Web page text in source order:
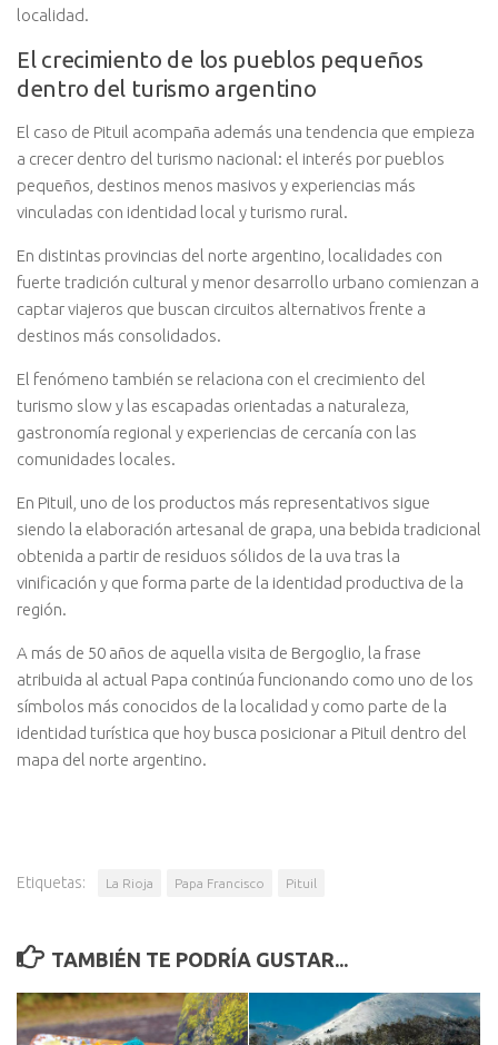
localidad.
El crecimiento de los pueblos pequeños
dentro del turismo argentino
El caso de Pituil acompaña además una tendencia que empieza
a crecer dentro del turismo nacional: el interés por pueblos
pequeños, destinos menos masivos y experiencias más
vinculadas con identidad local y turismo rural.
En distintas provincias del norte argentino, localidades con
fuerte tradición cultural y menor desarrollo urbano comienzan a
captar viajeros que buscan circuitos alternativos frente a
destinos más consolidados.
El fenómeno también se relaciona con el crecimiento del
turismo slow y las escapadas orientadas a naturaleza,
gastronomía regional y experiencias de cercanía con las
comunidades locales.
En Pituil, uno de los productos más representativos sigue
siendo la elaboración artesanal de grapa, una bebida tradicional
obtenida a partir de residuos sólidos de la uva tras la
vinificación y que forma parte de la identidad productiva de la
región.
A más de 50 años de aquella visita de Bergoglio, la frase
atribuida al actual Papa continúa funcionando como uno de los
símbolos más conocidos de la localidad y como parte de la
identidad turística que hoy busca posicionar a Pituil dentro del
mapa del norte argentino.
Etiquetas: La Rioja Papa Francisco Pituil
TAMBIÉN TE PODRÍA GUSTAR...